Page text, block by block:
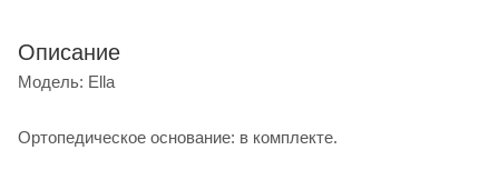
Описание
Модель: Ella
Ортопедическое основание: в комплекте.